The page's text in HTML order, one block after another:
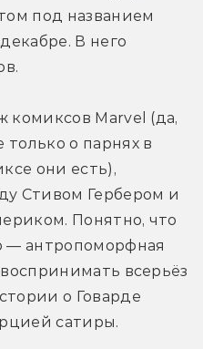
под названием
В него
комиксов Marvel (да,
о парнях в
они есть),
Стивом Гербером и
Понятно, что
— антропоморфная
всерьёз
о Говарде
сатиры.